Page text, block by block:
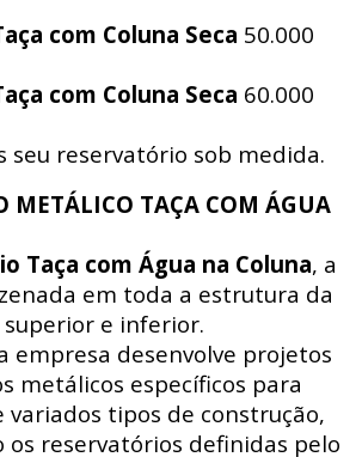
com Coluna Seca 50.000
com Coluna Seca 60.000
seu reservatório sob medida.
METÁLICO TAÇA COM ÁGUA
Taça com Água na Coluna, a
em toda a estrutura da
e inferior.
empresa desenvolve projetos
metálicos específicos para
variados tipos de construção,
os reservatórios definidas pelo